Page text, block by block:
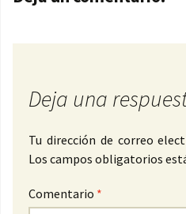
Deja una
Tu dirección de correo
Los campos obligatorios
Comentario *